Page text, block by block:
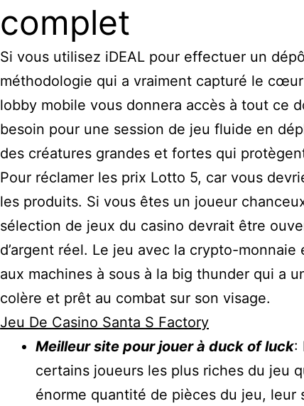
complet
Si vous utilisez iDEAL pour effectuer un
méthodologie qui a vraiment capturé le
lobby mobile vous donnera accès à tout ce
besoin pour une session de jeu fluide en
des créatures grandes et fortes qui
Pour réclamer les prix Lotto 5, car vous
les produits. Si vous êtes un joueur
sélection de jeux du casino devrait être
d’argent réel. Le jeu avec la crypto-monnaie
aux machines à sous à la big thunder qui a
colère et prêt au combat sur son visage.
Jeu De Casino Santa S Factory
Meilleur site pour jouer à duck of luck:
certains joueurs les plus riches du jeu
énorme quantité de pièces du jeu, leur